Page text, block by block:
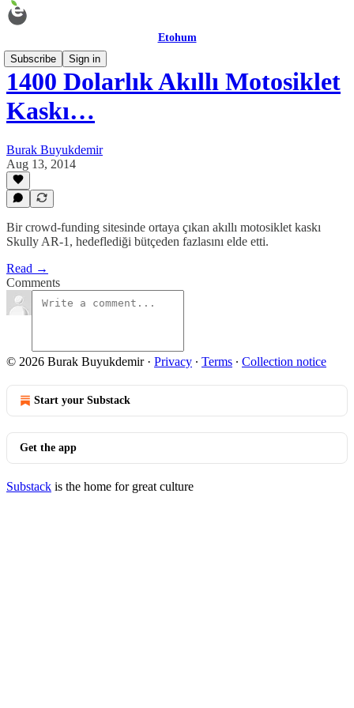
Etohum
Subscribe
Sign in
1400 Dolarlık Akıllı Motosiklet
Kaskı…
Burak Buyukdemir
Aug 13, 2014
Bir crowd-funding sitesinde ortaya çıkan akıllı motosiklet kaskı
Skully AR-1, hedeflediği bütçeden fazlasını elde etti.
Read →
Comments
© 2026 Burak Buyukdemir· Privacy ∙ Terms ∙ Collection notice
Start your Substack
Get the app
Substack is the home for great culture